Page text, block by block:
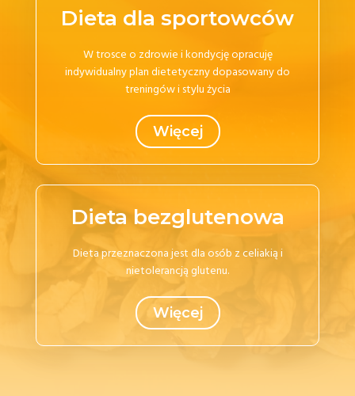
Dieta dla sportowców
W trosce o zdrowie i kondycję opracuję
indywidualny plan dietetyczny dopasowany do
treningów i stylu życia
Więcej
Dieta bezglutenowa
Dieta przeznaczona jest dla osób z celiakią i
nietolerancją glutenu.
Więcej